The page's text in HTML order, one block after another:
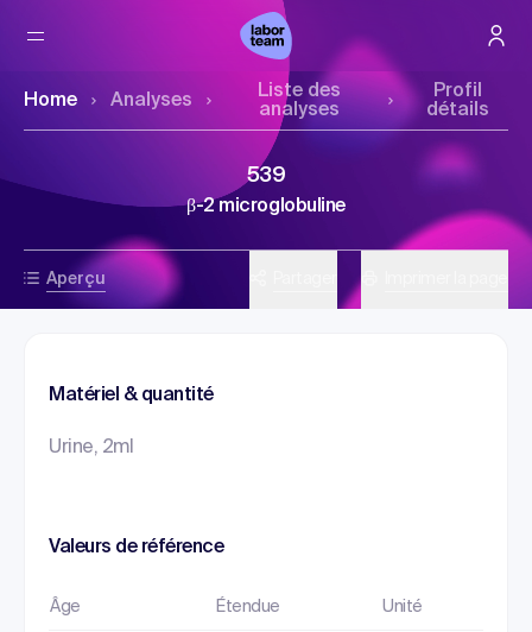
Home Analyses
Liste des
analyses
Profil
détails
Aperçu
539
β-2 microglobuline
Matériel & quantité
Urine, 2ml
Valeurs de référence
Âge Étendue Unité